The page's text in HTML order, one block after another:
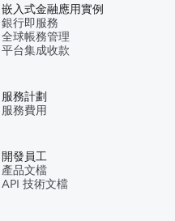
嵌入式金融應用實例
銀行即服務
全球帳務管理
平台集成收款
服務計劃
服務費用
開發員工
產品文檔
API 技術文檔